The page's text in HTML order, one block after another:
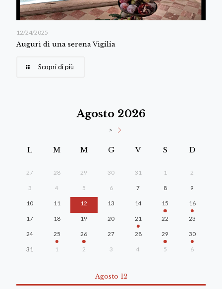
12/24/2025
Auguri di una serena Vigilia
Scopri di più
Agosto 2026
>
L M M G V S D
27 28 29 30 31 1 2
3 4 5 6 7 8 9
10 11 12 13 14 15 16
17 18 19 20 21 22 23
24 25 26 27 28 29 30
31 1 2 3 4 5 6
Agosto 12